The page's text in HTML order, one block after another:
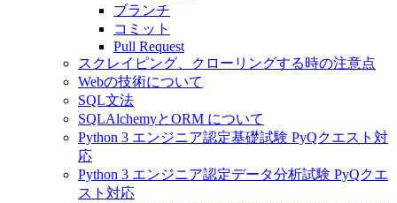
ブランチ
コミット
Pull Request
スクレイピング、クローリングする時の注意点
Webの技術について
SQL文法
SQLAlchemyとORM について
Python 3 エンジニア認定基礎試験 PyQクエスト対
応
Python 3 エンジニア認定データ分析試験 PyQクエ
スト対応